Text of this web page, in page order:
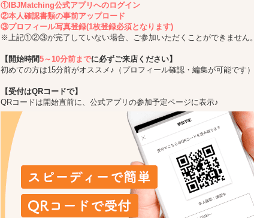
①IBJMatching公式アプリへのログイン
②本人確認書類の事前アップロード
③プロフィール写真登録(1枚登録必須となります)
※上記①②③が完了していない場合、ご参加いただくことができません。
【開始時間5～10分前までに必ずご来店ください】
初めての方は15分前がオススメ♪（プロフィール確認・編集が可能です）
【受付はQRコードで】
QRコードは開始直前に、公式アプリの参加予定ページに表示♪